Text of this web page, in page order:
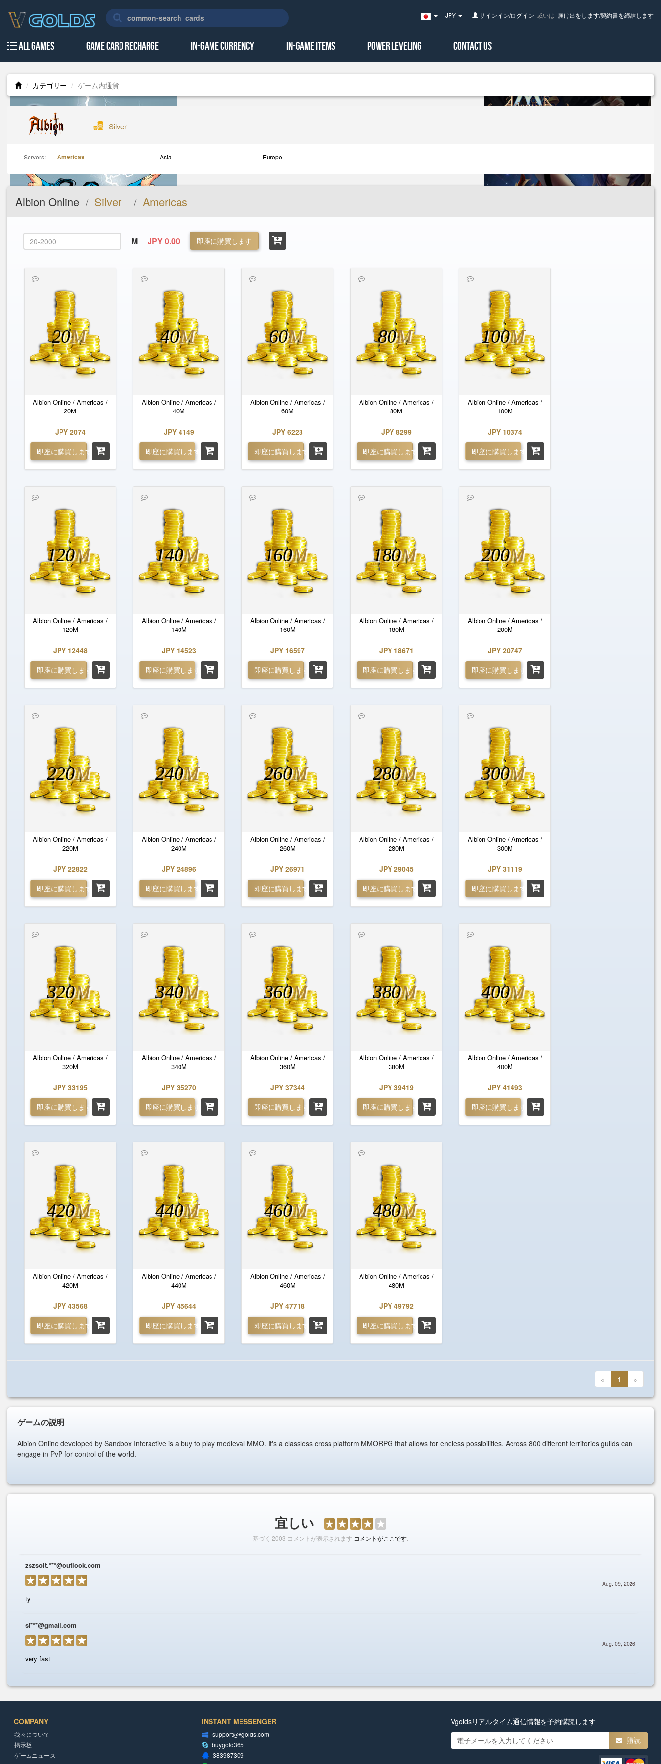
Japan(日
JPY サインイン/ログイン 或いは 届け出をします/契約書を締結します
All Games Game Card Recharge In-Game Currency In-Game Items Power Leveling Contact Us
カテゴリー ゲーム内通貨
Silver
Servers: Americas Asia Europe
Albion Online / Silver / Americas
M JPY 0.00 即座に購買します
Albion Online / Americas /
20M
20M
JPY 2074
即座に購買します
Albion Online / Americas /
40M
40M
JPY 4149
即座に購買します
Albion Online / Americas /
60M
60M
JPY 6223
即座に購買します
Albion Online / Americas /
80M
80M
JPY 8299
即座に購買します
Albion Online / Americas /
100M
100M
JPY 10374
即座に購買します
Albion Online / Americas /
120M
120M
JPY 12448
即座に購買します
Albion Online / Americas /
140M
140M
JPY 14523
即座に購買します
Albion Online / Americas /
160M
160M
JPY 16597
即座に購買します
Albion Online / Americas /
180M
180M
JPY 18671
即座に購買します
Albion Online / Americas /
200M
200M
JPY 20747
即座に購買します
Albion Online / Americas /
220M
220M
JPY 22822
即座に購買します
Albion Online / Americas /
240M
240M
JPY 24896
即座に購買します
Albion Online / Americas /
260M
260M
JPY 26971
即座に購買します
Albion Online / Americas /
280M
280M
JPY 29045
即座に購買します
Albion Online / Americas /
300M
300M
JPY 31119
即座に購買します
Albion Online / Americas /
320M
320M
JPY 33195
即座に購買します
Albion Online / Americas /
340M
340M
JPY 35270
即座に購買します
Albion Online / Americas /
360M
360M
JPY 37344
即座に購買します
Albion Online / Americas /
380M
380M
JPY 39419
即座に購買します
Albion Online / Americas /
400M
400M
JPY 41493
即座に購買します
Albion Online / Americas /
420M
420M
JPY 43568
即座に購買します
Albion Online / Americas /
440M
440M
JPY 45644
即座に購買します
Albion Online / Americas /
460M
460M
JPY 47718
即座に購買します
Albion Online / Americas /
480M
480M
JPY 49792
即座に購買します
« 1 »
ゲームの説明
Albion Online developed by Sandbox Interactive is a buy to play medieval MMO. It's a classless cross platform MMORPG that allows for endless possibilities. Across 800 different territories guilds can
engage in PvP for control of the world.
COMPANY
我々について
掲示板
ゲームニュース
INSTANT MESSENGER
support@vgolds.com
buygold365
383987309
Vgoldsリアルタイム通信情報を予約購読します
購読